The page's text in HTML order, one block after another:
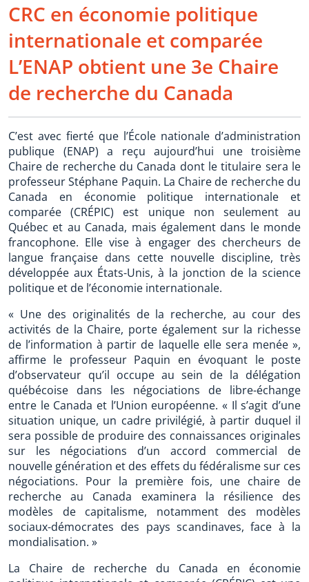
CRC en économie politique
internationale et comparée
L’ENAP obtient une 3e Chaire
de recherche du Canada
C’est avec fierté que l’École nationale d’administration
publique (ENAP) a reçu aujourd’hui une troisième
Chaire de recherche du Canada dont le titulaire sera le
professeur Stéphane Paquin. La Chaire de recherche du
Canada en économie politique internationale et
comparée (CRÉPIC) est unique non seulement au
Québec et au Canada, mais également dans le monde
francophone. Elle vise à engager des chercheurs de
langue française dans cette nouvelle discipline, très
développée aux États-Unis, à la jonction de la science
politique et de l’économie internationale.
« Une des originalités de la recherche, au cour des
activités de la Chaire, porte également sur la richesse
de l’information à partir de laquelle elle sera menée »,
affirme le professeur Paquin en évoquant le poste
d’observateur qu’il occupe au sein de la délégation
québécoise dans les négociations de libre-échange
entre le Canada et l’Union européenne. « Il s’agit d’une
situation unique, un cadre privilégié, à partir duquel il
sera possible de produire des connaissances originales
sur les négociations d’un accord commercial de
nouvelle génération et des effets du fédéralisme sur ces
négociations. Pour la première fois, une chaire de
recherche au Canada examinera la résilience des
modèles de capitalisme, notamment des modèles
sociaux-démocrates des pays scandinaves, face à la
mondialisation. »
La Chaire de recherche du Canada en économie